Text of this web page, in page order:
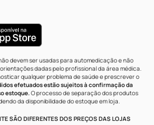
devem ser usadas para automedicação e não
dadas pelo profissional da área médica.
qualquer problema de saúde e prescrever o
efetuados estão sujeitos à confirmação da
estoque.O processo de separação dos produtos
da disponibilidade do estoque em loja.
SÃO DIFERENTES DOS PREÇOS DAS LOJAS